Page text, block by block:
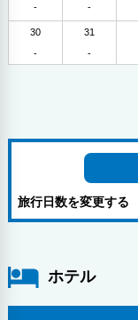
-
-
30
-
31
-
旅行日数を変更する
ホテル